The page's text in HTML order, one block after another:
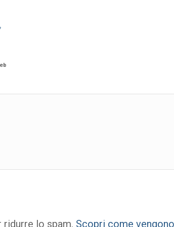
lo spam. Scopri come